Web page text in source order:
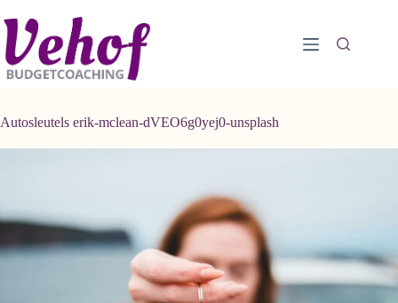
naar
de
inhoud
Autosleutels erik-mclean-dVEO6g0yej0-unsplash